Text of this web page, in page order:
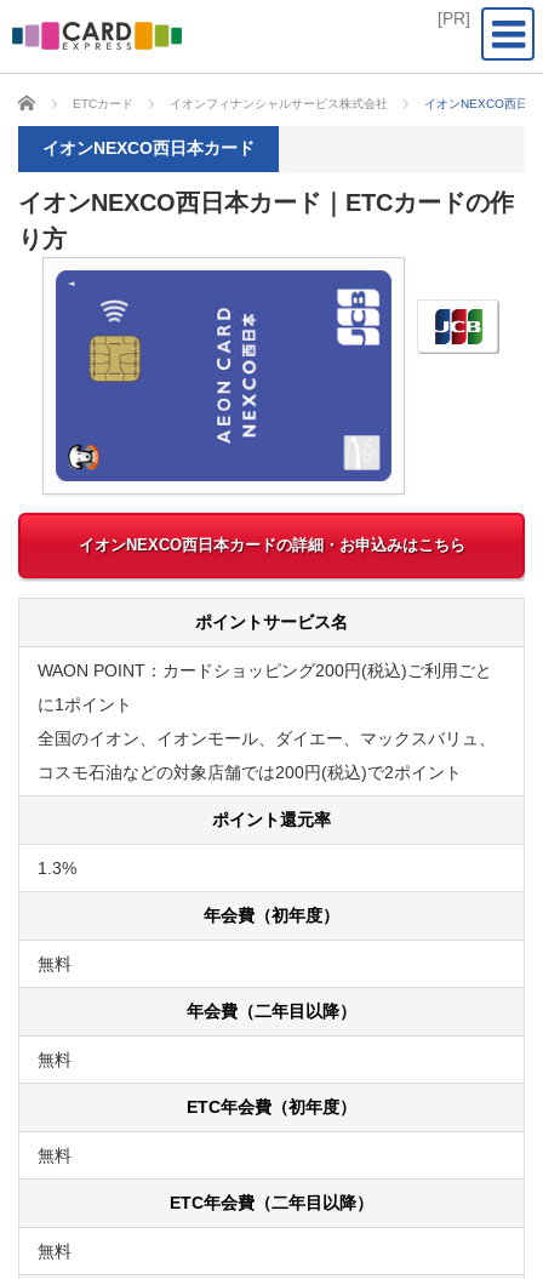
CARD EXPRESS
ETCカード イオンフィナンシャルサービス株式会社 イオンNEXCO西日
イオンNEXCO西日本カード
イオンNEXCO西日本カード｜ETCカードの作
り方
イオンNEXCO西日本カードの詳細・お申込みはこちら
ポイントサービス名
WAON POINT：カードショッピング200円(税込)ご利用ごと
に1ポイント
全国のイオン、イオンモール、ダイエー、マックスバリュ、
コスモ石油などの対象店舗では200円(税込)で2ポイント
ポイント還元率
1.3%
年会費（初年度）
無料
年会費（二年目以降）
無料
ETC年会費（初年度）
無料
ETC年会費（二年目以降）
無料